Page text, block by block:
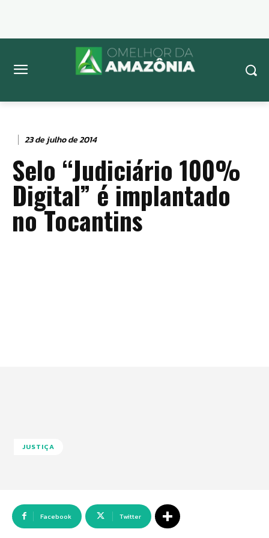
23 de julho de 2014
Selo “Judiciário 100%
Digital” é implantado
no Tocantins
JUSTIÇA
Facebook Twitter